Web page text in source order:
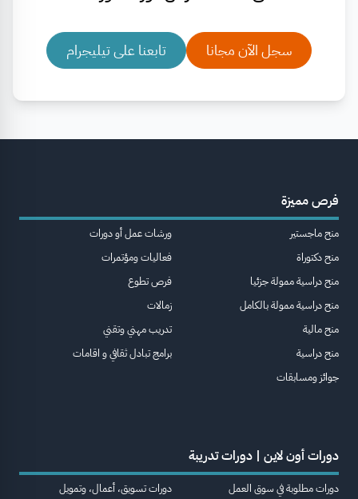
سجل الآن مجانا تابعنا على تيليجرام
فرص مميزة
منح ماجستير
منح دكتوراة
منح دراسية ممولة جزئيا
منح دراسية ممولة بالكامل
منح مالية
منح دراسية
جوائز ومسابقات
ورشات عمل أو دورات
فعاليات ومؤتمرات
فرص تطوع
زمالات
تدريب مهني وتقني
برامج تبادل ثقافي و اقامات
دورات أون لاين | دورات تدريبة
دورات مطلوبة في سوق العمل
دورات تسويق، أعمال، وتمويل